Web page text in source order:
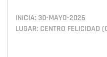
INICIA: 30•MAYO•2026
LUGAR: CENTRO FELICIDAD